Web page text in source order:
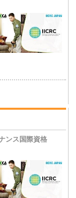
ンス国際資格